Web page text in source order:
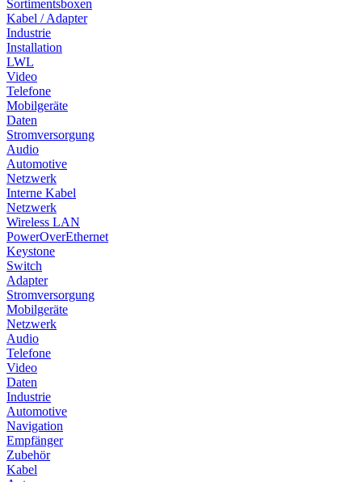
Sortimentsboxen
Kabel / Adapter
Industrie
Installation
LWL
Video
Telefone
Mobilgeräte
Daten
Stromversorgung
Audio
Automotive
Netzwerk
Interne Kabel
Netzwerk
Wireless LAN
PowerOverEthernet
Keystone
Switch
Adapter
Stromversorgung
Mobilgeräte
Netzwerk
Audio
Telefone
Video
Daten
Industrie
Automotive
Navigation
Empfänger
Zubehör
Kabel